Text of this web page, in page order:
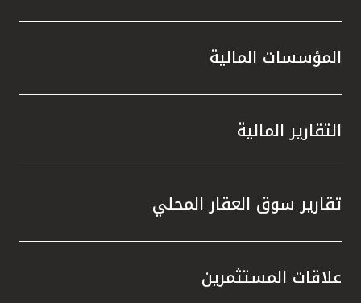
المؤسسات المالية
التقارير المالية
تقارير سوق العقار المحلي
علاقات المستثمرين